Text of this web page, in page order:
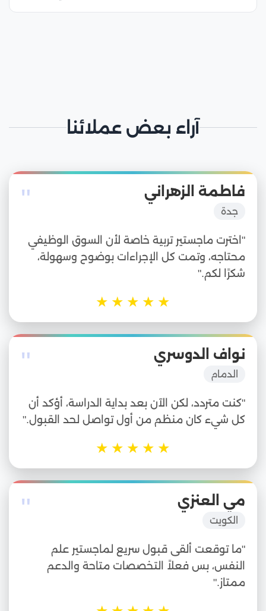
آراء بعض عملائنا
" فاطمة الزهراني
جدة
"اخترت ماجستير تربية خاصة لأن السوق الوظيفي
محتاجه، وتمت كل الإجراءات بوضوح وسهولة،
شكرًا لكم."
★
★
★
★
★
" نواف الدوسري
الدمام
"كنت متردد، لكن الآن بعد بداية الدراسة، أؤكد أن
كل شيء كان منظم من أول تواصل لحد القبول."
★
★
★
★
★
" مي العنزي
الكويت
"ما توقعت ألقى قبول سريع لماجستير علم
النفس، بس فعلاً التخصصات متاحة والدعم
ممتاز."